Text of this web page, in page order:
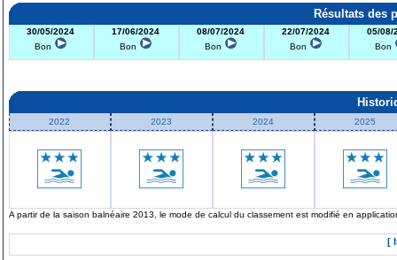
Résultats des
30/05/2024
Bon
17/06/2024
Bon
08/07/2024
Bon
22/07/2024
Bon
05/08/
Bon
2022 2023 2024 2025
A partir de la saison balnéaire 2013, le mode de calcul du classement est modifié en
[